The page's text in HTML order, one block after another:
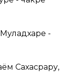
-
Сахасрару,